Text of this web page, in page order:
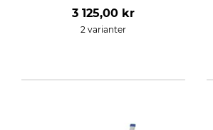
3 125,00 kr
2 varianter